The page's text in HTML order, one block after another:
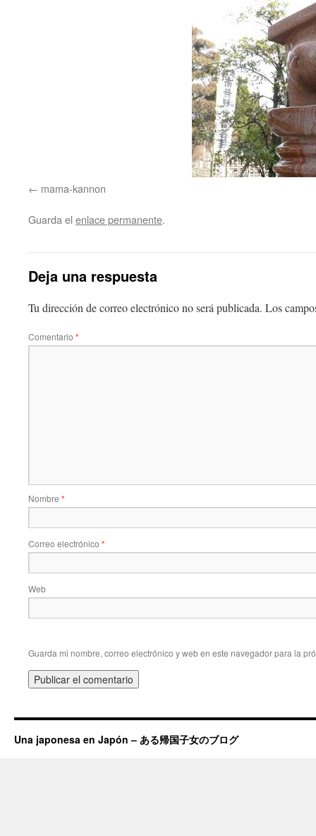
mama-kannon
Guarda el enlace permanente.
Deja una respuesta
Tu dirección de correo electrónico no será publicada. Los
Comentario *
Nombre *
Correo electrónico *
Web
Guarda mi nombre, correo electrónico y web en este navegador para la
Una japonesa en Japón – ある帰国子女のブログ